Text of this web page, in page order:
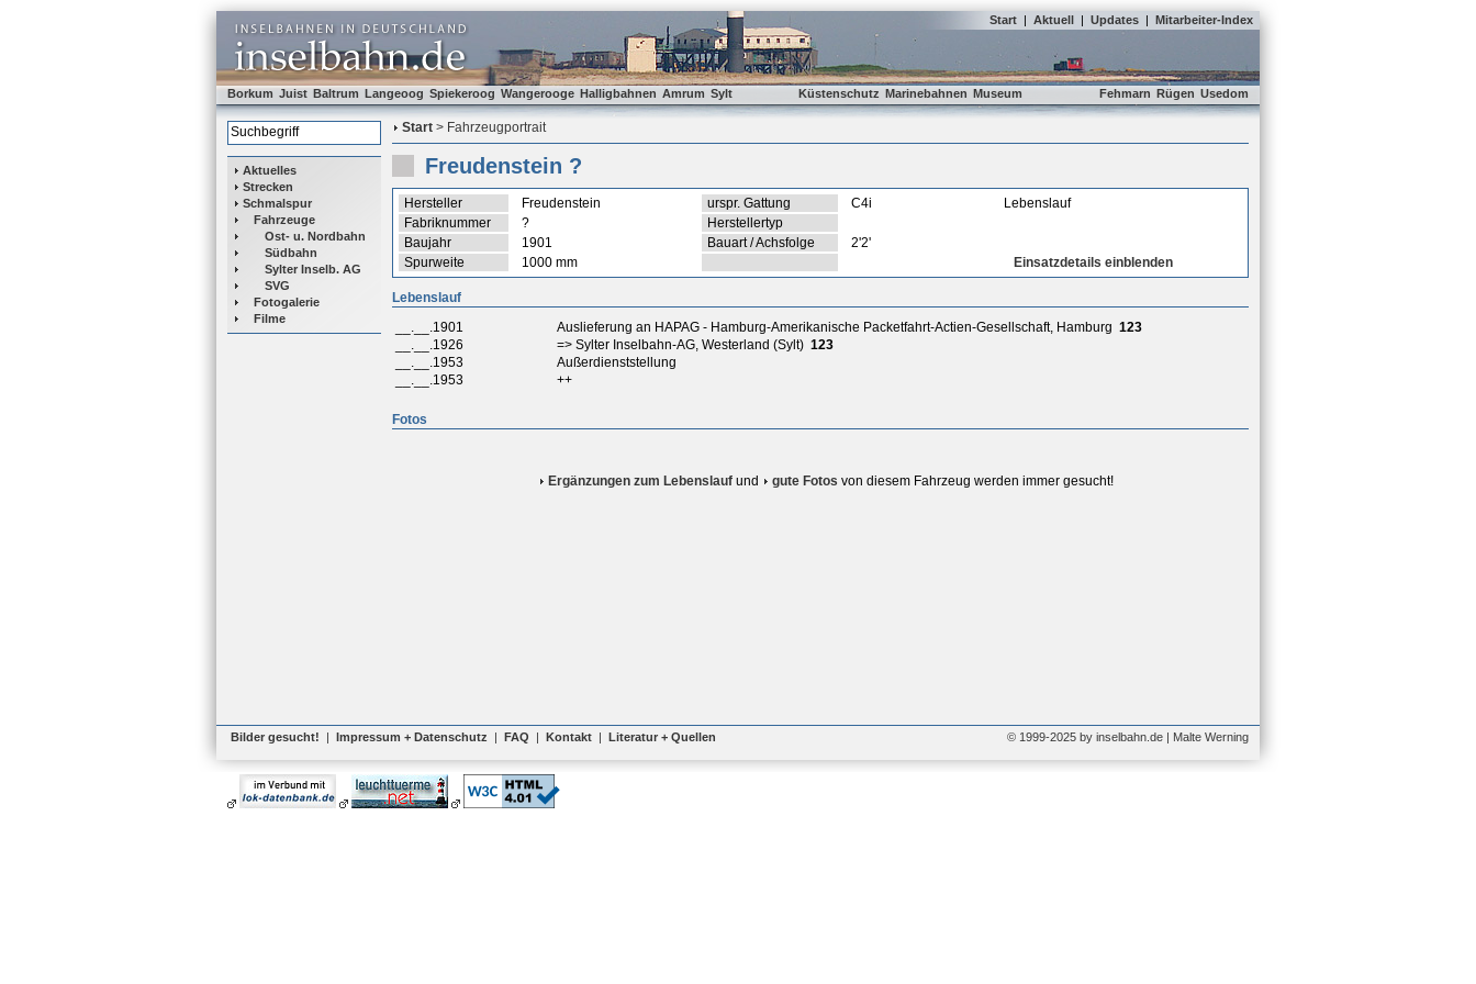
Start | Aktuell | Updates | Mitarbeiter-Index
Borkum Juist Baltrum Langeoog Spiekeroog Wangerooge Halligbahnen Amrum Sylt Küstenschutz Marinebahnen Museum Fehmarn Rügen Usedom
Aktuelles
Strecken
Schmalspur
Fahrzeuge
Ost- u. Nordbahn
Südbahn
Sylter Inselb. AG
SVG
Fotogalerie
Filme
Start > Fahrzeugportrait
Freudenstein ?
Hersteller Freudenstein urspr. Gattung C4i
Lebenslauf
Fabriknummer
?
Herstellertyp
Baujahr
1901 Bauart / Achsfolge
2'2'
Spurweite
1000 mm Einsatzdetails einblenden
Lebenslauf
__.__.1901
Auslieferung an HAPAG - Hamburg-Amerikanische Packetfahrt-Actien-Gesellschaft, Hamburg 123
__.__.1926
=> Sylter Inselbahn-AG, Westerland (Sylt) 123
__.__.1953
Außerdienststellung
__.__.1953
++
Fotos
Ergänzungen zum Lebenslauf und gute Fotos von diesem Fahrzeug werden immer gesucht!
Bilder gesucht! | Impressum + Datenschutz | FAQ | Kontakt | Literatur + Quellen © 1999-2025 by inselbahn.de | Malte Werning